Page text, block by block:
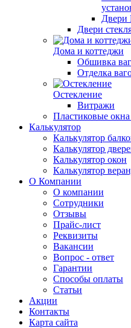
Двери
Двери
Дома и коттеджи
Обшивка
Отделка
Остекление
Витражи
Пластиковые
Калькулятор
Калькулятор
Калькулятор
Калькулятор окон
Калькулятор
О Компании
О компании
Сотрудники
Отзывы
Прайс-лист
Реквизиты
Вакансии
Вопрос - ответ
Гарантии
Способы оплаты
Статьи
Акции
Контакты
Карта сайта